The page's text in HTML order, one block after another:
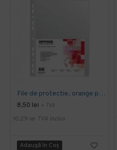
File de protectie, orange peel, 40 microni, A4 plastic, 100 bucati/set
8,50 lei + TVA
10,29 lei TVA inclus
Adaugă în Coş